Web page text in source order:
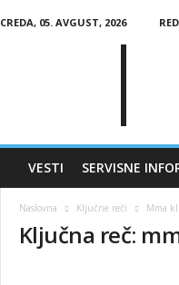
CREDA, 05. AVGUST, 2026
VESTI SERVISNE
Naslovna Ključne reči Mma
Ključna reč: